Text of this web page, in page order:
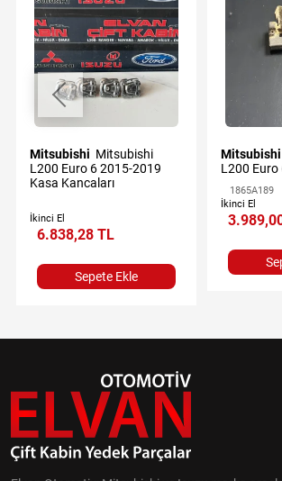
Mitsubishi
L200 Euro 6 2015-2019
Kasa Kancaları
İkinci El
6.838,28 TL
Sepete Ekle
Mitsubishi
L200 Euro
1865A189
İkinci El